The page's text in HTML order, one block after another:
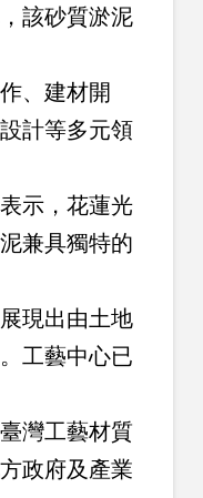
該砂質淤泥
、建材開
計等多元領
示，花蓮光
兼具獨特的
現出由土地
工藝中心已
灣工藝材質
政府及產業